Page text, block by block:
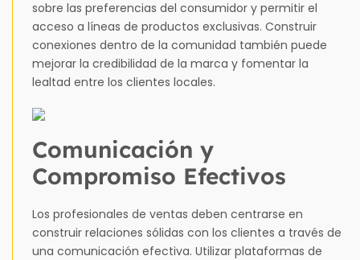
sobre las preferencias del consumidor y permitir el
acceso a líneas de productos exclusivas. Construir
conexiones dentro de la comunidad también puede
mejorar la credibilidad de la marca y fomentar la
lealtad entre los clientes locales.
Comunicación y
Compromiso Efectivos
Los profesionales de ventas deben centrarse en
construir relaciones sólidas con los clientes a través de
una comunicación efectiva. Utilizar plataformas de